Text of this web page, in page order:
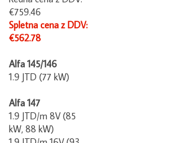
€759.46
Spletna cena z DDV:
€562.78
Alfa 145/146
1.9 JTD (77 kW)
Alfa 147
1.9 JTD/m 8V (85
kW, 88 kW)
1.9 JTD/m 16V (93